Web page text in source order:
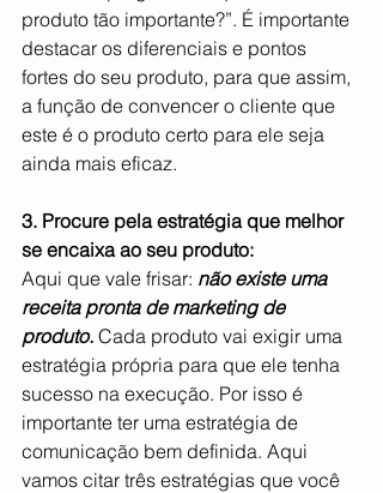
produto tão importante?”. É importante
destacar os diferenciais e pontos
fortes do seu produto, para que assim,
a função de convencer o cliente que
este é o produto certo para ele seja
ainda mais eficaz.
3. Procure pela estratégia que melhor
se encaixa ao seu produto:
Aqui que vale frisar: não existe uma
receita pronta de marketing de
produto. Cada produto vai exigir uma
estratégia própria para que ele tenha
sucesso na execução. Por isso é
importante ter uma estratégia de
comunicação bem definida. Aqui
vamos citar três estratégias que você